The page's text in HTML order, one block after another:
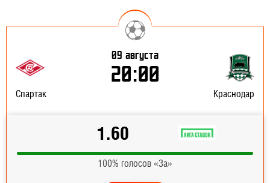
09 августа
20:00
Спартак Краснодар
1.60
100% голосов «За»